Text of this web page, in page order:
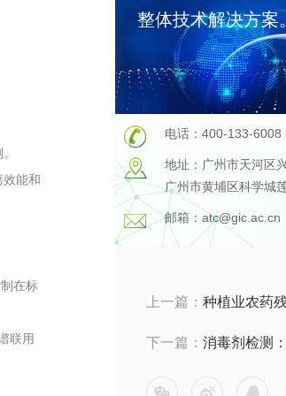
效能和
在标
联用
整体技术解决方案。
电话：400-133-6008
地址：广州市天河区
广州市黄埔区科学城
邮箱：atc@gic.ac.cn
上一篇： 种植业农药
别、危害与分析方法
下一篇： 消毒剂检测
《食品安全国家标准